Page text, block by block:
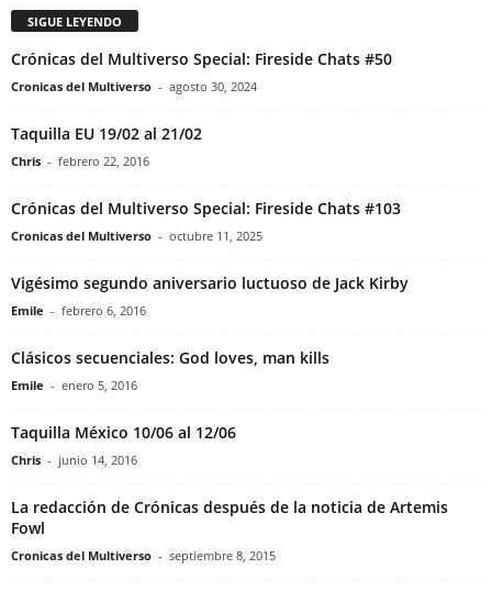
SIGUE LEYENDO
Crónicas del Multiverso Special: Fireside Chats #50
Cronicas del Multiverso - agosto 30, 2024
Taquilla EU 19/02 al 21/02
Chris - febrero 22, 2016
Crónicas del Multiverso Special: Fireside Chats #103
Cronicas del Multiverso - octubre 11, 2025
Vigésimo segundo aniversario luctuoso de Jack Kirby
Emile - febrero 6, 2016
Clásicos secuenciales: God loves, man kills
Emile - enero 5, 2016
Taquilla México 10/06 al 12/06
Chris - junio 14, 2016
La redacción de Crónicas después de la noticia de Artemis
Fowl
Cronicas del Multiverso - septiembre 8, 2015